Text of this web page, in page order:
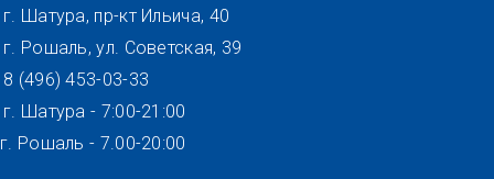
Перейти
г. Шатура, пр-кт Ильича, 40
г. Рошаль, ул. Советская, 39
8 (496) 453-03-33
г. Шатура - 7:00-21:00
г. Рошаль - 7.00-20:00